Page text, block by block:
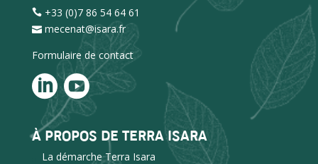
+33 (0)7 86 54 64 61
mecenat@isara.fr
Formulaire de contact
À PROPOS DE TERRA ISARA
La démarche Terra Isara